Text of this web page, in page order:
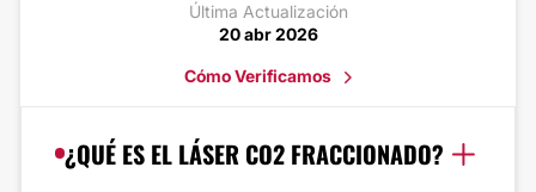
Última Actualización
20 abr 2026
Cómo Verificamos
¿QUÉ ES EL LÁSER CO2 FRACCIONADO?